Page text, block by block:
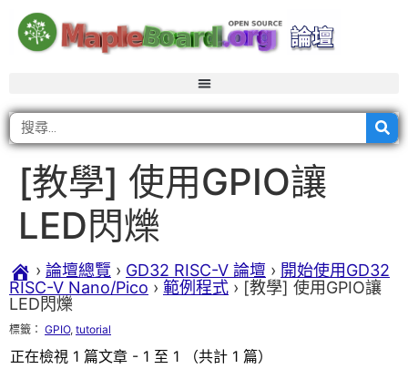
[教學] 使用GPIO讓
LED閃爍
› 論壇總覽 › GD32 RISC-V 論壇 › 開始使用GD32
RISC-V Nano/Pico › 範例程式 › [教學] 使用GPIO讓
LED閃爍
標籤： GPIO, tutorial
正在檢視 1 篇文章 - 1 至 1 （共計 1 篇）